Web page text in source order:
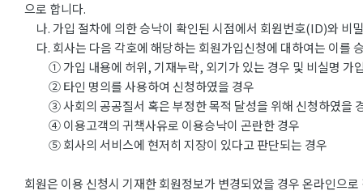
으로 합니다.
나. 가입 절차에 의한 승낙이 확인된 시점에서 회원번호(ID)와 비
다. 회사는 다음 각호에 해당하는 회원가입신청에 대하여는 이를
① 가입 내용에 허위, 기재누락, 외기가 있는 경우 및 비실명 가
② 타인 명의를 사용하여 신청하였을 경우
③ 사회의 공공질서 혹은 부정한 목적 달성을 위해 신청하였을
④ 이용고객의 귀책사유로 이용승낙이 곤란한 경우
⑤ 회사의 서비스에 현저히 지장이 있다고 판단되는 경우
회원은 이용 신청시 기재한 회원정보가 변경되었을 경우 온라인으